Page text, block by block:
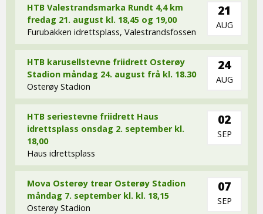
HTB Valestrandsmarka Rundt 4,4 km
fredag 21. august kl. 18,45 og 19,00
Furubakken idrettsplass, Valestrandsfossen
21
AUG
HTB karusellstevne friidrett Osterøy
Stadion måndag 24. august frå kl. 18.30
Osterøy Stadion
24
AUG
HTB seriestevne friidrett Haus
idrettsplass onsdag 2. september kl.
18,00
Haus idrettsplass
02
SEP
Mova Osterøy trear Osterøy Stadion
måndag 7. september kl. kl. 18,15
Osterøy Stadion
07
SEP